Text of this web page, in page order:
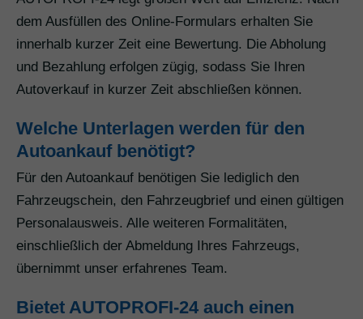
dem Ausfüllen des Online-Formulars erhalten Sie
innerhalb kurzer Zeit eine Bewertung. Die Abholung
und Bezahlung erfolgen zügig, sodass Sie Ihren
Autoverkauf in kurzer Zeit abschließen können.
Welche Unterlagen werden für den
Autoankauf benötigt?
Für den Autoankauf benötigen Sie lediglich den
Fahrzeugschein, den Fahrzeugbrief und einen gültigen
Personalausweis. Alle weiteren Formalitäten,
einschließlich der Abmeldung Ihres Fahrzeugs,
übernimmt unser erfahrenes Team.
Bietet AUTOPROFI-24 auch einen